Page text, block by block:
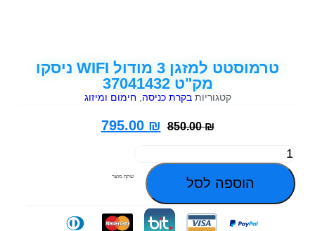
טרמוסטט למזגן 3 מודול WIFI ניסקו
מק"ט 37041432
קטגוריות בקרת כניסה ,חימום ומיזוג
850.00₪
795.00 ₪
הוספה לסל שתף מוצר